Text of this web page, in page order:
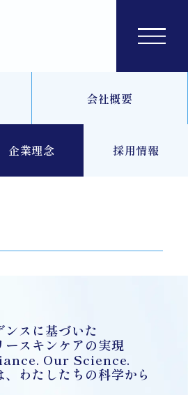
会社概要
企業理念 採用情報
ンスに基づいた
ースキンケアの実現
Our Science.
、わたしたちの科学から